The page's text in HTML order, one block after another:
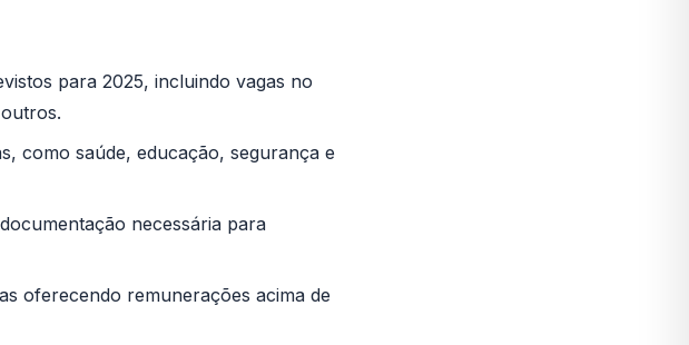
para 2025, incluindo vagas no
como saúde, educação, segurança e
necessária para
oferecendo remunerações acima de